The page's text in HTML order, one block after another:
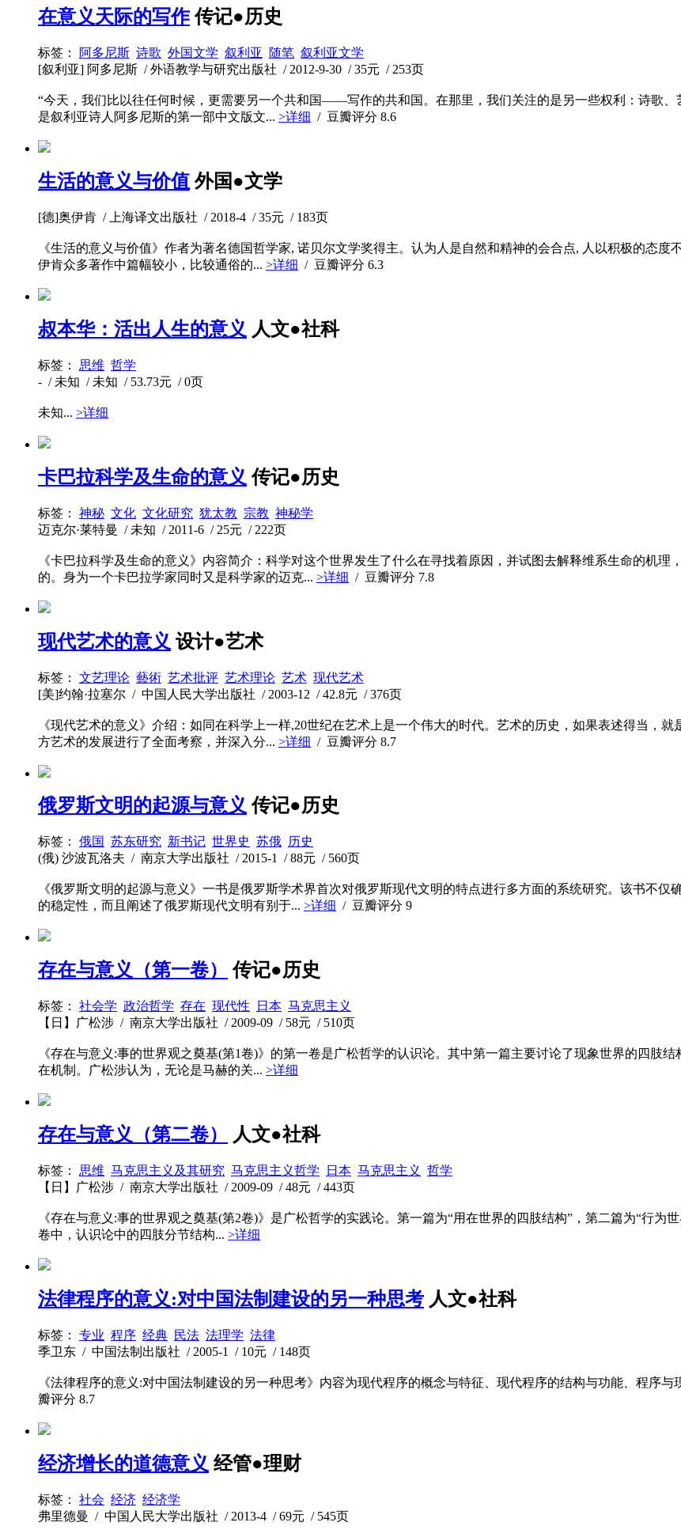
在意义天际的写作 传记●历史
标签： 阿多尼斯 诗歌 外国文学 叙利亚 随笔 叙利亚文学
[叙利亚] 阿多尼斯 / 外语教学与研究出版社 / 2012-9-30 / 35元 / 253页
“今天，我们比以往任何时候，更需要另一个共和国——写作的共和国。在那里，我们关注的是另一些权利：诗歌、
是叙利亚诗人阿多尼斯的第一部中文版文... >详细 / 豆瓣评分 8.6
生活的意义与价值 外国●文学
[德]奥伊肯 / 上海译文出版社 / 2018-4 / 35元 / 183页
《生活的意义与价值》作者为著名德国哲学家, 诺贝尔文学奖得主。认为人是自然和精神的会合点, 人以积极的态
伊肯众多著作中篇幅较小，比较通俗的... >详细 / 豆瓣评分 6.3
叔本华：活出人生的意义 人文●社科
标签： 思维 哲学
- / 未知 / 未知 / 53.73元 / 0页
未知... >详细
卡巴拉科学及生命的意义 传记●历史
标签： 神秘 文化 文化研究 犹太教 宗教 神秘学
迈克尔·莱特曼 / 未知 / 2011-6 / 25元 / 222页
《卡巴拉科学及生命的意义》内容简介：科学对这个世界发生了什么在寻找着原因，并试图去解释维系生命的机
的。身为一个卡巴拉学家同时又是科学家的迈克... >详细 / 豆瓣评分 7.8
现代艺术的意义 设计●艺术
标签： 文艺理论 藝術 艺术批评 艺术理论 艺术 现代艺术
[美]约翰·拉塞尔 / 中国人民大学出版社 / 2003-12 / 42.8元 / 376页
《现代艺术的意义》介绍：如同在科学上一样,20世纪在艺术上是一个伟大的时代。艺术的历史，如果表述得当，
方艺术的发展进行了全面考察，并深入分... >详细 / 豆瓣评分 8.7
俄罗斯文明的起源与意义 传记●历史
标签： 俄国 苏东研究 新书记 世界史 苏俄 历史
(俄) 沙波瓦洛夫 / 南京大学出版社 / 2015-1 / 88元 / 560页
《俄罗斯文明的起源与意义》一书是俄罗斯学术界首次对俄罗斯现代文明的特点进行多方面的系统研究。该书不
的稳定性，而且阐述了俄罗斯现代文明有别于... >详细 / 豆瓣评分 9
存在与意义（第一卷） 传记●历史
标签： 社会学 政治哲学 存在 现代性 日本 马克思主义
【日】广松涉 / 南京大学出版社 / 2009-09 / 58元 / 510页
《存在与意义:事的世界观之奠基(第1卷)》的第一卷是广松哲学的认识论。其中第一篇主要讨论了现象世界的四肢
在机制。广松涉认为，无论是马赫的关... >详细
存在与意义（第二卷） 人文●社科
标签： 思维 马克思主义及其研究 马克思主义哲学 日本 马克思主义
哲学
【日】广松涉 / 南京大学出版社 / 2009-09 / 48元 / 443页
《存在与意义:事的世界观之奠基(第2卷)》是广松哲学的实践论。第一篇为“用在世界的四肢结构”，第二篇为“行为
卷中，认识论中的四肢分节结构... >详细
法律程序的意义:对中国法制建设的另一种思考 人文●社科
标签： 专业 程序 经典 民法 法理学 法律
季卫东 / 中国法制出版社 / 2005-1 / 10元 / 148页
《法律程序的意义:对中国法制建设的另一种思考》内容为现代程序的概念与特征、现代程序的结构与功能、程序
瓣评分 8.7
经济增长的道德意义 经管●理财
标签： 社会 经济 经济学
弗里德曼 / 中国人民大学出版社 / 2013-4 / 69元 / 545页